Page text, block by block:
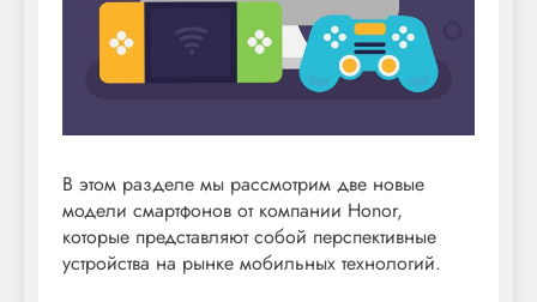
В этом разделе мы рассмотрим две новые
модели смартфонов от компании Honor,
которые представляют собой перспективные
устройства на рынке мобильных технологий.